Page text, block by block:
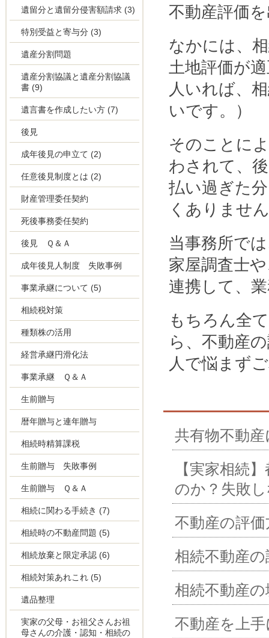
不動産評価
なかには、
土地評価が
人いれば、
いです。）
そのことに
わされて、
払い過ぎた
くありませ
当事務所で
家屋調査士
連携して、
もちろん全
ら、不動産
人で悩まず
共有物不動
【実家相続
のか？失敗
不動産の評
相続不動産
相続不動産
不動産を上
遺留分と遺留分侵害額請求 (3)
特別受益と寄与分 (3)
遺産分割問題
遺産分割協議と遺産分割協議
書 (9)
遺言書を作成したい方 (7)
後見
成年後見の申立て (2)
任意後見制度とは (2)
財産管理委任契約
死後事務委任契約
後見 Ｑ＆Ａ
成年後見人制度 失敗事例
事業承継について (5)
相続税対策
種類株の活用
経営承継円滑化法
事業承継 Ｑ＆Ａ
生前贈与
暦年贈与と連年贈与
相続時精算課税
生前贈与 失敗事例
生前贈与 Ｑ＆Ａ
相続に関わる手続き (7)
相続時の不動産問題 (5)
相続放棄と限定承認 (6)
相続対策あれこれ (5)
遺品整理
実家の父母・お祖父さんお祖
母さんの介護・認知・相続の